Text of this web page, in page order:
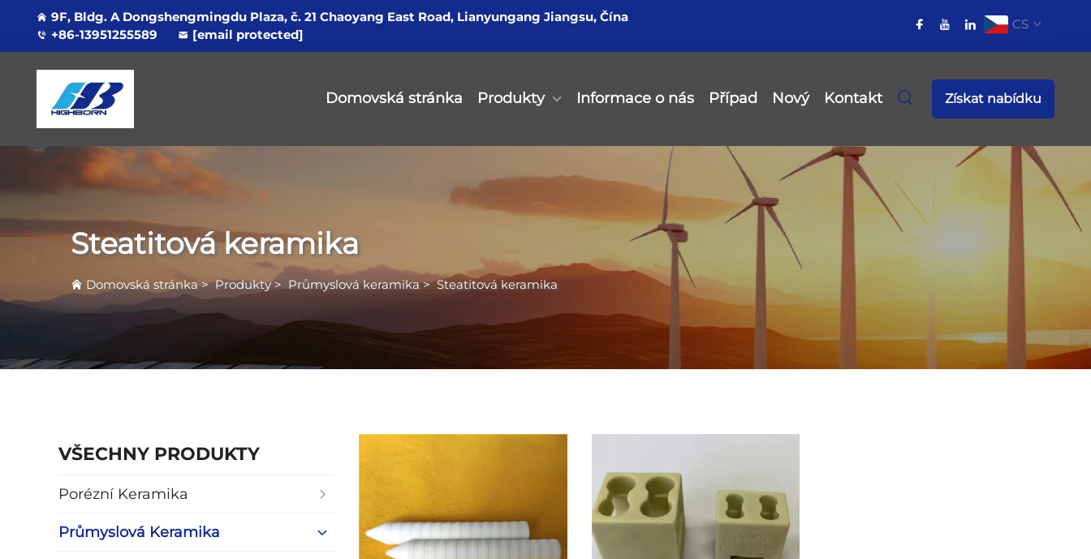
9F, Bldg. A Dongshengmingdu Plaza, č. 21 Chaoyang East Road, Lianyungang Jiangsu, Čína
+86-13951255589
[email protected]
CS
Domovská stránka Produkty Informace o nás Případ Nový Kontakt Získat nabídku
Steatitová keramika
Domovská stránka>Produkty> Průmyslová keramika>Steatitová keramika
VŠECHNY PRODUKTY
Porézní Keramika
Průmyslová Keramika